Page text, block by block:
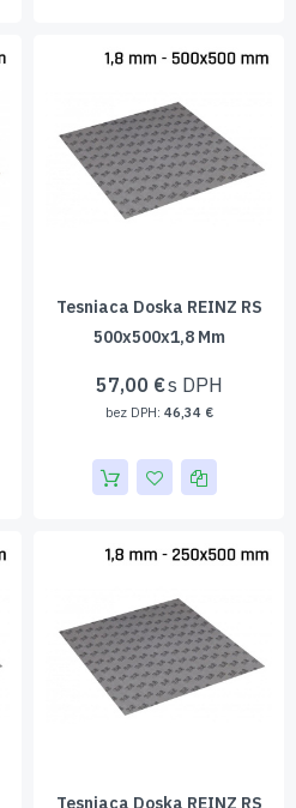
Tesniaca Doska REINZ RS
500x500x1,8 Mm
57,00 €
46,34 €
Tesniaca Doska REINZ RS